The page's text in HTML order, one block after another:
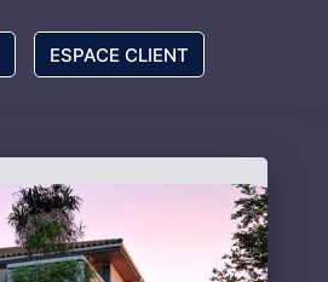
ESPACE CLIENT